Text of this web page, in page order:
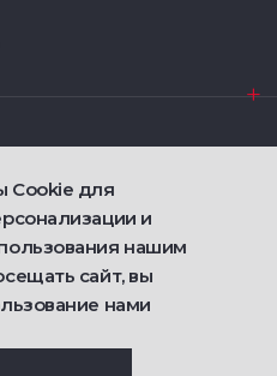
о продаже товаров
Cookie для
и
нашим
сайт, вы
нами